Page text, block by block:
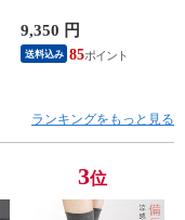
ンツ 春夏用【一般医
療機器】部屋着 肩こ
り 冷え性 疲れが取
パが良い お得 安い
ームウェア リカバリ
9,350 円
送料込み 85
ランキングをもっと見る
3位